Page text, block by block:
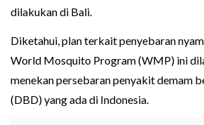
dilakukan di Bali.
Diketahui, plan terkait penyebaran
World Mosquito Program (WMP) ini
menekan persebaran penyakit demam
(DBD) yang ada di Indonesia.